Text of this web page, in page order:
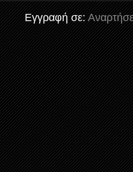
Εγγραφή σε: